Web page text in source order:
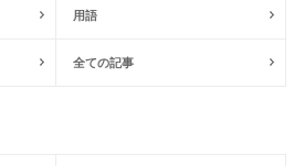
用語
全ての記事